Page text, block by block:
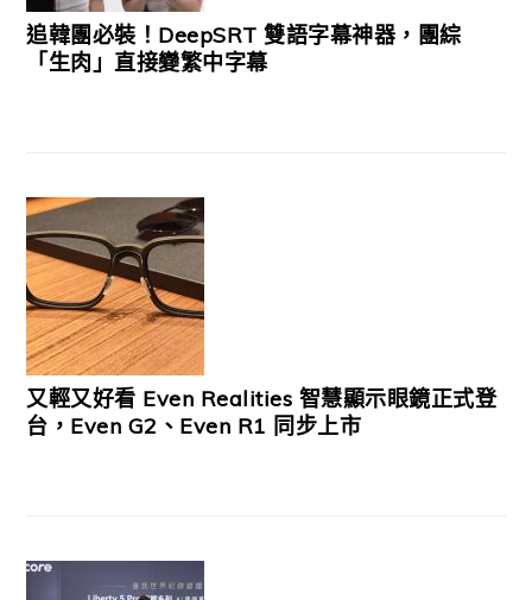
追韓團必裝！DeepSRT 雙語字幕神器，團綜
「生肉」直接變繁中字幕
又輕又好看 Even Realities 智慧顯示眼鏡正式登
台，Even G2、Even R1 同步上市